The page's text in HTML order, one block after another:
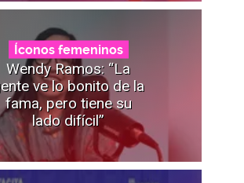
Íconos femeninos
Wendy Ramos: “La
ve lo bonito de la
fama, pero tiene su
lado difícil”